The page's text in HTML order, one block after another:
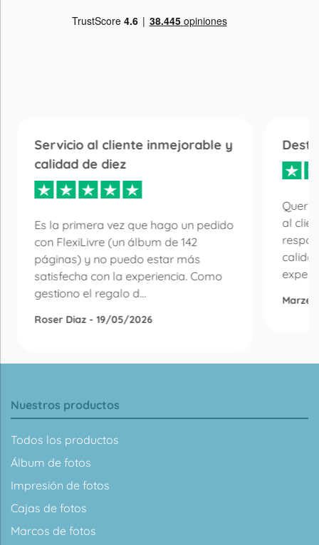
Servicio al cliente inmejorable y
calidad de diez
Es la primera vez que hago un pedido
con FlexiLivre (un álbum de 142
páginas) y no puedo estar más
satisfecha con la experiencia. Como
gestiono el regalo d...
Roser Diaz - 19/05/2026
al
Nuestros productos
Todos los productos
Álbum de fotos
Impresión de fotos
Cajas de fotos
Marcos de fotos